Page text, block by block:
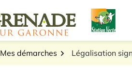
Logo Grenade sur
Mes démarches Légalisation